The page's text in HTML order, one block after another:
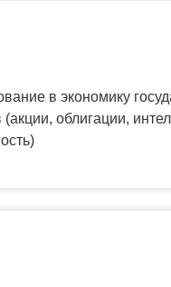
в экономику
облигации,